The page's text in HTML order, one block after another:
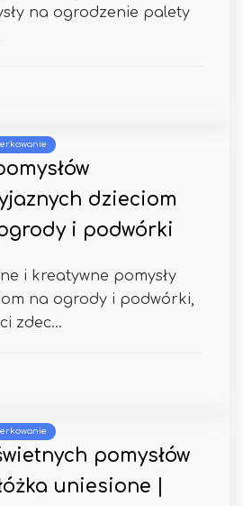
na ogrodzenie palety
dzieciom
i podwórki
i kreatywne pomysły
na ogrody i podwórki,
zdec...
pomysłów
uniesione |